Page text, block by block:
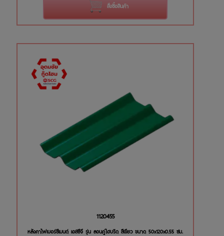
สั่งซื้อสินค้า
1120455
หลังคาไฟเบอร์ซีเมนต์ เอสซีจี รุ่น ลอนคู่ไฮบริด สีเขียว ขนาด 50x120x0.55 ซม.